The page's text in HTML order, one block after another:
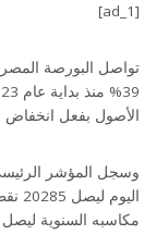
[ad_1]
تواصل البورصة
الأصول بفعل انخفاض
مكاسبه السنوية ليصل إلى